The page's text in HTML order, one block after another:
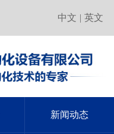
中文 | 英文
新闻动态